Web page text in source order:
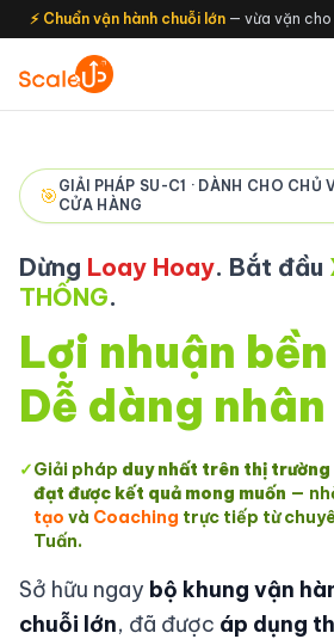
⚡ Chuẩn vận hành chuỗi lớn— vừa vặn cho
🎯 GIẢI PHÁP SU-C1 · DÀNH CHO CHỦ
CỬA HÀNG
Dừng Loay Hoay. Bắt đầu
THỐNG.
Lợi nhuận
Dễ dàng
✓Giải pháp duy nhất trên thị trường
đạt được kết quả mong muốn —
tạo và Coaching trực tiếp từ
Tuấn.
Sở hữu ngay bộ khung vận
chuỗi lớn, đã được áp dụng